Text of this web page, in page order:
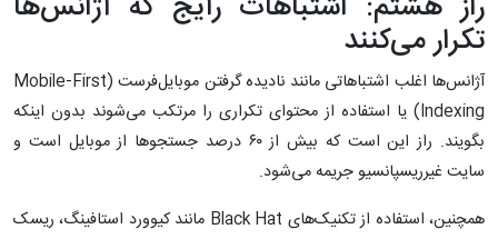
تکرار می‌کنند
آژانس‌ها اغلب اشتباهاتی مانند نادیده گرفتن موبایل‌فرست (Mobile-First
Indexing) یا استفاده از محتوای تکراری را مرتکب می‌شوند بدون اینکه
بگویند. راز این است که بیش از ۶۰ درصد جستجوها از موبایل است و
سایت غیرریسپانسیو جریمه می‌شود.
همچنین، استفاده از تکنیک‌های Black Hat مانند کیوورد استافینگ، ریسک